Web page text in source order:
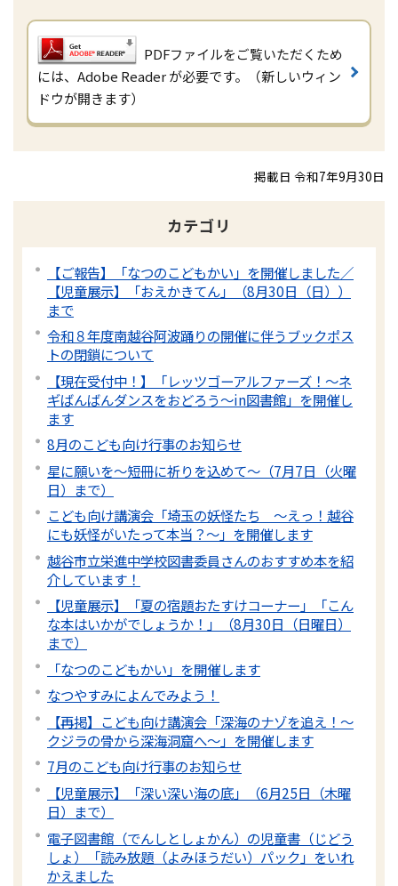
PDFファイルをご覧いただくため
には、Adobe Reader が必要です。（新しいウィン
ドウが開きます）
掲載日 令和7年9月30日
カテゴリ
【ご報告】「なつのこどもかい」を開催しました／
【児童展示】「おえかきてん」（8月30日（日））
まで
令和８年度南越谷阿波踊りの開催に伴うブックポス
トの閉鎖について
【現在受付中！】「レッツゴーアルファーズ！～ネ
ギばんばんダンスをおどろう～in図書館」を開催し
ます
8月のこども向け行事のお知らせ
星に願いを～短冊に祈りを込めて～（7月7日（火曜
日）まで）
こども向け講演会「埼玉の妖怪たち 〜えっ！越谷
にも妖怪がいたって本当？～」を開催します
越谷市立栄進中学校図書委員さんのおすすめ本を紹
介しています！
【児童展示】「夏の宿題おたすけコーナー」「こん
な本はいかがでしょうか！」（8月30日（日曜日）
まで）
「なつのこどもかい」を開催します
なつやすみによんでみよう！
【再掲】こども向け講演会「深海のナゾを追え！〜
クジラの骨から深海洞窟へ〜」を開催します
7月のこども向け行事のお知らせ
【児童展示】「深い深い海の底」（6月25日（木曜
日）まで）
電子図書館（でんしとしょかん）の児童書（じどう
しょ）「読み放題（よみほうだい）パック」をいれ
かえました